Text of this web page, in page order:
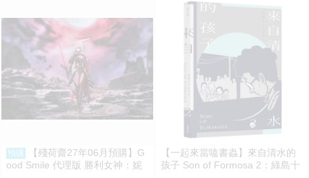
預購
【殘荷齋27年06月預購】G
ood Smile 代理版 勝利女神：妮
【一起來當嗑書蟲】來自清水的
孩子 Son of Formosa 2：綠島十